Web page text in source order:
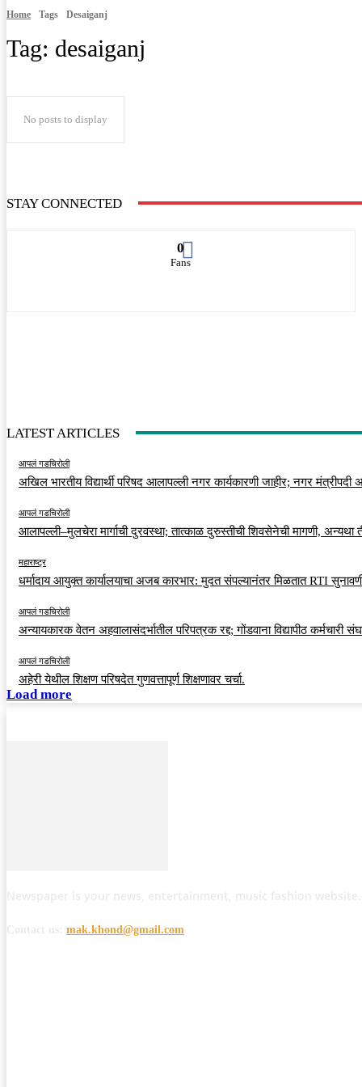
Home Tags Desaiganj
Tag: desaiganj
No posts to display
STAY CONNECTED
0
Fans
LATEST ARTICLES
आपलं गडचिरोली
अखिल भारतीय विद्यार्थी परिषद आलापल्ली नगर कार्यकारणी जाहीर; नगर
आपलं गडचिरोली
आलापल्ली–मुलचेरा मार्गाची दुरवस्था; तात्काळ दुरुस्तीची शिवसेनेची मागणी, अन्यथा
महाराष्ट्र
धर्मादाय आयुक्त कार्यालयाचा अजब कारभार: मुदत संपल्यानंतर मिळतात RTI
आपलं गडचिरोली
अन्यायकारक वेतन अहवालासंदर्भातील परिपत्रक रद्द; गोंडवाना विद्यापीठ
आपलं गडचिरोली
अहेरी येथील शिक्षण परिषदेत गुणवत्तापूर्ण शिक्षणावर चर्चा.
Load more
mak.khond@gmail.com